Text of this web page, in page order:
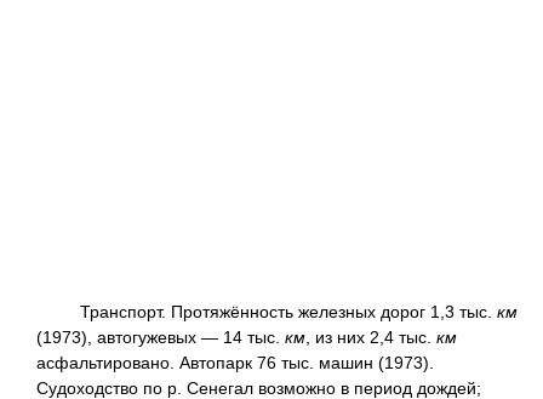
Транспорт. Протяжённость железных дорог 1,3 тыс. км
(1973), автогужевых — 14 тыс. км , из них 2,4 тыс. км
асфальтировано. Автопарк 76 тыс. машин (1973).
Судоходство по р. Сенегал возможно в период дождей;